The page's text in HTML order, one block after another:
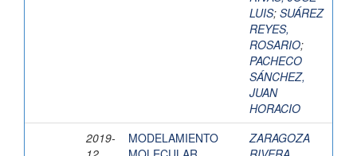
LUIS; SUÁREZ
REYES,
ROSARIO;
PACHECO
SÁNCHEZ,
JUAN
HORACIO
2019-
MODELAMIENTO
ZARAGOZA